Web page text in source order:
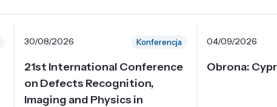
30/08/2026 Konferencja
21st International Conference
on Defects Recognition,
Imaging and Physics in
04/09/2026
Obrona: